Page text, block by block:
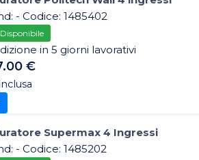
- Codice: 1485402
Disponibile
in 5 giorni lavorativi
€
Supermax 4 Ingressi
- Codice: 1485202